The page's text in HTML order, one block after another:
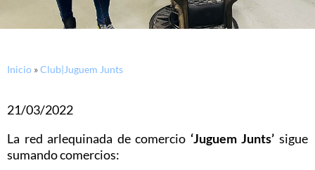
Inicio »Club|Juguem Junts
21/03/2022
La red arlequinada de comercio ‘Juguem Junts’sigue
sumando comercios: